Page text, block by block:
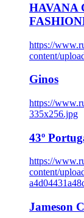
HAVANA
https://
content/
Ginos
https://
335x256.jpg
43º
https://
content/
Jameson